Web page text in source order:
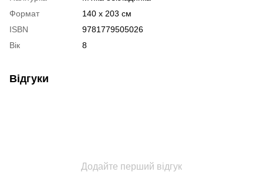
Формат
140 x 203 cм
ISBN
9781779505026
Вік
8
Відгуки
Додайте перший відгук